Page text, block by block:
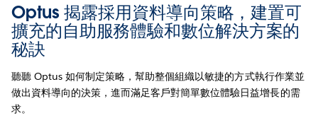
Optus 揭露採用資料導向策略，建置可
擴充的自助服務體驗和數位解決方案的
秘訣
聽聽 Optus 如何制定策略，幫助整個組織以敏捷的方式執行作業並
做出資料導向的決策，進而滿足客戶對簡單數位體驗日益增長的需
求。